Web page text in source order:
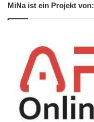
MiNa ist ein Projekt von: